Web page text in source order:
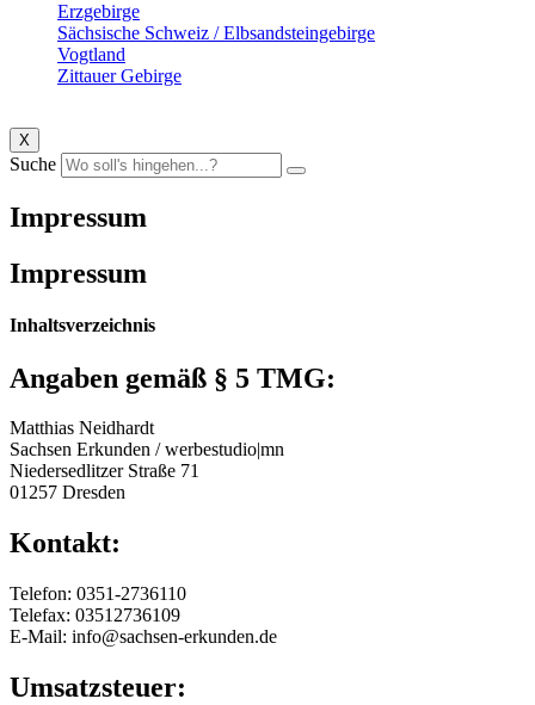
Erzgebirge
Sächsische Schweiz / Elbsandsteingebirge
Vogtland
Zittauer Gebirge
X
Suche
Impressum
Impressum
Inhaltsverzeichnis
Angaben gemäß § 5 TMG:
Matthias Neidhardt
Sachsen Erkunden / werbestudio|mn
Niedersedlitzer Straße 71
01257 Dresden
Kontakt:
Telefon: 0351-2736110
Telefax: 03512736109
E-Mail: info@sachsen-erkunden.de
Umsatzsteuer: